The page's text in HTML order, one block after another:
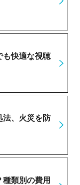
も快適な視聴
法、火災を防
類別の費用